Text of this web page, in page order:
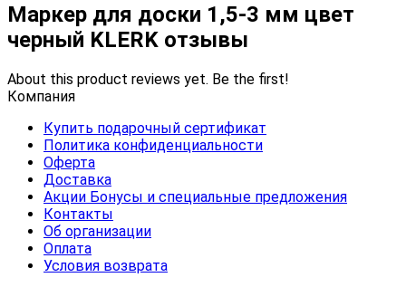
Маркер для доски 1,5-3 мм цвет
черный KLERK отзывы
About this product reviews yet. Be the first!
Компания
Купить подарочный сертификат
Политика конфиденциальности
Оферта
Доставка
Акции Бонусы и специальные предложения
Контакты
Об организации
Оплата
Условия возврата